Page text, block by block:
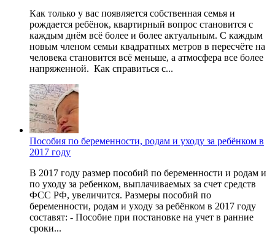
Как только у вас появляется собственная семья и
рождается ребёнок, квартирный вопрос становится с
каждым днём всё более и более актуальным. С каждым
новым членом семьи квадратных метров в пересчёте на
человека становится всё меньше, а атмосфера все более
напряженной. Как справиться с...
Пособия по беременности, родам и уходу за ребёнком в
2017 году
В 2017 году размер пособий по беременности и родам и
по уходу за ребенком, выплачиваемых за счет средств
ФСС РФ, увеличится. Размеры пособий по
беременности, родам и уходу за ребёнком в 2017 году
составят: - Пособие при постановке на учет в ранние
сроки...